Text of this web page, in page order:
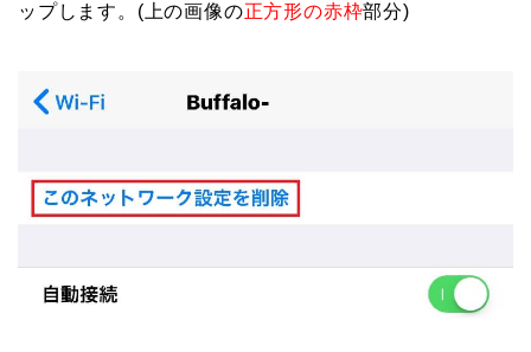
ップします。(上の画像の正方形の赤枠部分)